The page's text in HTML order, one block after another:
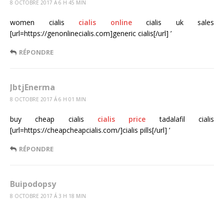
8 OCTOBRE 2017 Á 6 H 45 MIN
women cialis cialis onlinecialis uk sales
[url=https://genonlinecialis.com]generic cialis[/url] ’
RÉPONDRE
JbtjEnerma
8 OCTOBRE 2017 Á 6 H 01 MIN
buy cheap cialis cialis price tadalafil cialis
[url=https://cheapcheapcialis.com/]cialis pills[/url] ’
RÉPONDRE
Buipodopsy
8 OCTOBRE 2017 Á 3 H 18 MIN